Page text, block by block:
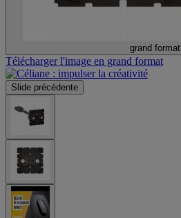
grand format
Télécharger l'image en grand format
Slide précédente